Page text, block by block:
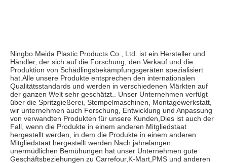
Ningbo Meida Plastic Products Co., Ltd. ist ein Hersteller und
Händler, der sich auf die Forschung, den Verkauf und die
Produktion von Schädlingsbekämpfungsgeräten spezialisiert
hat.Alle unsere Produkte entsprechen den internationalen
Qualitätsstandards und werden in verschiedenen Märkten auf
der ganzen Welt sehr geschätzt.. Unser Unternehmen verfügt
über die Spritzgießerei, Stempelmaschinen, Montagewerkstatt,
wir unternehmen auch Forschung, Entwicklung und Anpassung
von verwandten Produkten für unsere Kunden,Dies ist auch der
Fall, wenn die Produkte in einem anderen Mitgliedstaat
hergestellt werden, in dem die Produkte in einem anderen
Mitgliedstaat hergestellt werden.Nach jahrelangen
unermüdlichen Bemühungen hat unser Unternehmen gute
Geschäftsbeziehungen zu Carrefour,K-Mart,PMS und anderen